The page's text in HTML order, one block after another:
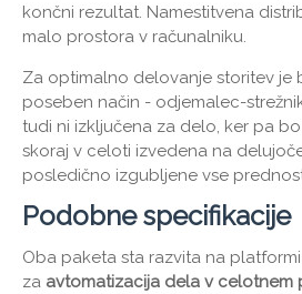
končni rezultat. Namestitvena
malo prostora v računalniku.
Za optimalno delovanje storitev je
poseben način - odjemalec-
tudi ni izključena za delo, ker pa
skoraj v celoti izvedena na
posledično izgubljene vse
Podobne specifikacije
Oba paketa sta razvita na
za avtomatizacija dela v celotnem